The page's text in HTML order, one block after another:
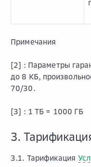
Примечания
[2] : Параметры
до 8 КБ,
70/30.
[3] : 1 ТБ = 1000 ГБ
3.
3.1. Тарификация